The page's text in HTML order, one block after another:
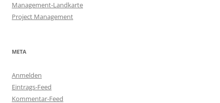
Management-Landkarte
Project Management
META
Anmelden
Eintrags-Feed
Kommentar-Feed